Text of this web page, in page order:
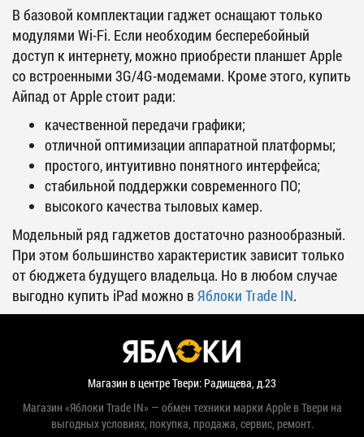
В базовой комплектации гаджет оснащают только
модулями Wi-Fi. Если необходим бесперебойный
доступ к интернету, можно приобрести планшет Apple
со встроенными 3G/4G-модемами. Кроме этого, купить
Айпад от Apple стоит ради:
качественной передачи графики;
отличной оптимизации аппаратной платформы;
простого, интуитивно понятного интерфейса;
стабильной поддержки современного ПО;
высокого качества тыловых камер.
Модельный ряд гаджетов достаточно разнообразный.
При этом большинство характеристик зависит только
от бюджета будущего владельца. Но в любом случае
выгодно купить iPad можно в Яблоки Trade IN.
Магазин в центре Твери: Радищева, д.23
Магазин «Яблоки Trade IN» — обмен техники марки Apple в Твери на
выгодных условиях, покупка, продажа, сервис, ремонт.